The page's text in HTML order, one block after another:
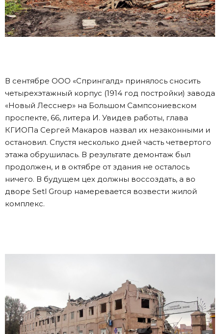
В сентябре ООО «Спрингалд» принялось сносить
четырехэтажный корпус (1914 год постройки) завода
«Новый Лесснер» на Большом Сампсониевском
проспекте, 66, литера И. Увидев работы, глава
КГИОПа Сергей Макаров назвал их незаконными и
остановил. Спустя несколько дней часть четвертого
этажа обрушилась. В результате демонтаж был
продолжен, и в октябре от здания не осталось
ничего. В будущем цех должны воссоздать, а во
дворе Setl Group намеревается возвести жилой
комплекс.